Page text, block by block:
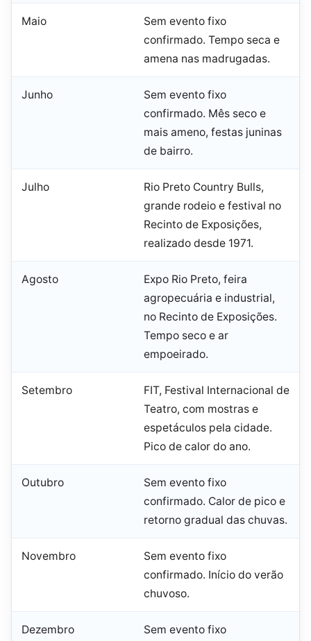
Maio
Sem evento fixo
confirmado. Tempo seca e
amena nas madrugadas.
Junho
Sem evento fixo
confirmado. Mês seco e
mais ameno, festas juninas
de bairro.
Julho
Rio Preto Country Bulls,
grande rodeio e festival no
Recinto de Exposições,
realizado desde 1971.
Agosto
Expo Rio Preto, feira
agropecuária e industrial,
no Recinto de Exposições.
Tempo seco e ar
empoeirado.
Setembro
FIT, Festival Internacional de
Teatro, com mostras e
espetáculos pela cidade.
Pico de calor do ano.
Outubro
Sem evento fixo
confirmado. Calor de pico e
retorno gradual das chuvas.
Novembro
Sem evento fixo
confirmado. Início do verão
chuvoso.
Dezembro
Sem evento fixo